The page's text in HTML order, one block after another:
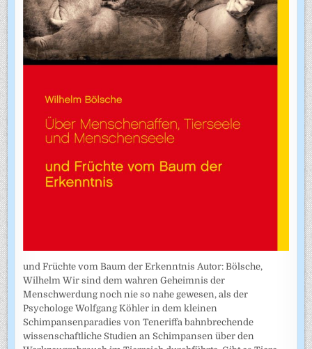
und Früchte vom Baum der Erkenntnis Autor: Bölsche,
Wilhelm Wir sind dem wahren Geheimnis der
Menschwerdung noch nie so nahe gewesen, als der
Psychologe Wolfgang Köhler in dem kleinen
Schimpansenparadies von Teneriffa bahnbrechende
wissenschaftliche Studien an Schimpansen über den